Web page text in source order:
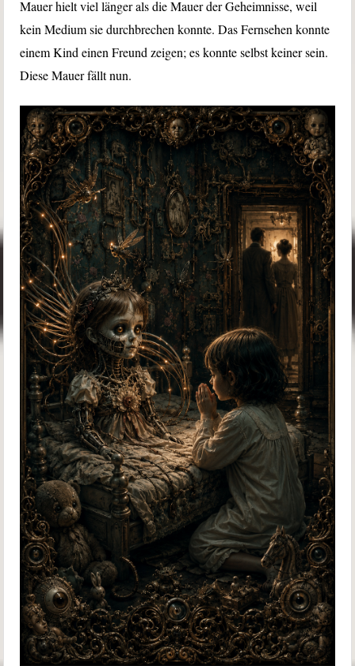
Mauer hielt viel länger als die Mauer der Geheimnisse, weil
kein Medium sie durchbrechen konnte. Das Fernsehen konnte
einem Kind einen Freund zeigen; es konnte selbst keiner sein.
Diese Mauer fällt nun.